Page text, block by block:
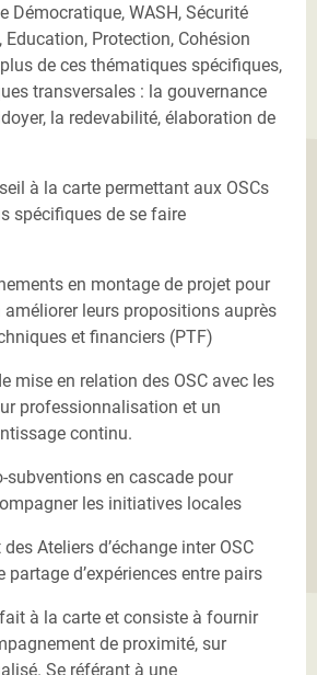
Démocratique, WASH, Sécurité
Education, Protection, Cohésion
de ces thématiques spécifiques,
transversales : la gouvernance
la redevabilité, élaboration de
à la carte permettant aux OSCs
spécifiques de se faire
en montage de projet pour
améliorer leurs propositions auprès
et financiers (PTF)
mise en relation des OSC avec les
professionnalisation et un
continu.
subventions en cascade pour
les initiatives locales
Ateliers d’échange inter OSC
d’expériences entre pairs
fait à la carte et consiste à fournir
de proximité, sur
Se référant à une